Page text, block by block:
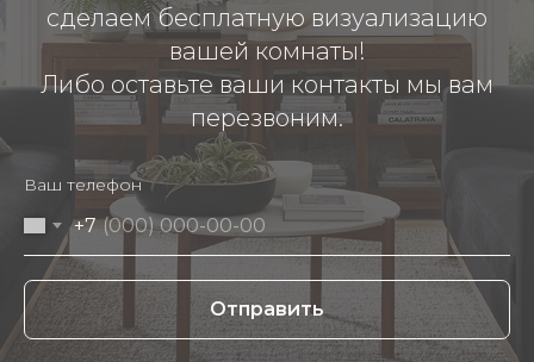
сделаем бесплатную визуализацию
вашей комнаты!
Либо оставьте ваши контакты мы вам
перезвоним.
Ваш телефон
+7
Отправить